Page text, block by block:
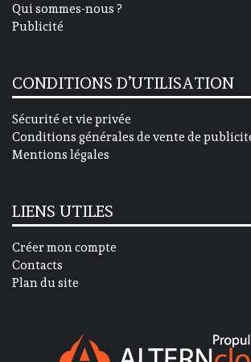
Qui sommes-nous ?
Publicité
CONDITIONS D’UTILISATION
Sécurité et vie privée
Conditions générales de vente de
Mentions légales
LIENS UTILES
Créer mon compte
Contacts
Plan du site